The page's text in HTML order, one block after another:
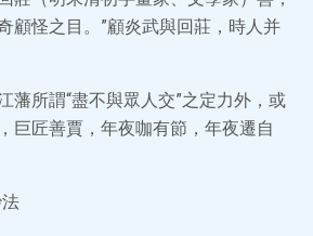
顧怪之目。”顧炎武與回莊，時人并
藩所謂“盡不與眾人交”之定力外，或
巨匠善賈，年夜咖有節，年夜遷自
法